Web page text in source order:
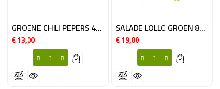
GROENE CHILI PEPERS 4KG MRC
€ 13,00Prijs
SALADE LOLLO GROEN 8ST BE
€ 19,00Prijs